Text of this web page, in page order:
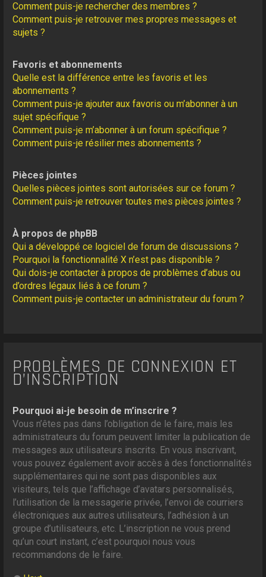
Comment puis-je rechercher des membres ?
Comment puis-je retrouver mes propres messages et
sujets ?
Favoris et abonnements
Quelle est la différence entre les favoris et les
abonnements ?
Comment puis-je ajouter aux favoris ou m’abonner à un
sujet spécifique ?
Comment puis-je m’abonner à un forum spécifique ?
Comment puis-je résilier mes abonnements ?
Pièces jointes
Quelles pièces jointes sont autorisées sur ce forum ?
Comment puis-je retrouver toutes mes pièces jointes ?
À propos de phpBB
Qui a développé ce logiciel de forum de discussions ?
Pourquoi la fonctionnalité X n’est pas disponible ?
Qui dois-je contacter à propos de problèmes d’abus ou
d’ordres légaux liés à ce forum ?
Comment puis-je contacter un administrateur du forum ?
PROBLÈMES DE CONNEXION ET
D’INSCRIPTION
Pourquoi ai-je besoin de m’inscrire ?
Vous n’êtes pas dans l’obligation de le faire, mais les
administrateurs du forum peuvent limiter la publication de
messages aux utilisateurs inscrits. En vous inscrivant,
vous pouvez également avoir accès à des fonctionnalités
supplémentaires qui ne sont pas disponibles aux
visiteurs, tels que l’affichage d’avatars personnalisés,
l’utilisation de la messagerie privée, l’envoi de courriers
électroniques aux autres utilisateurs, l’adhésion à un
groupe d’utilisateurs, etc. L’inscription ne vous prend
qu’un court instant, c’est pourquoi nous vous
recommandons de le faire.